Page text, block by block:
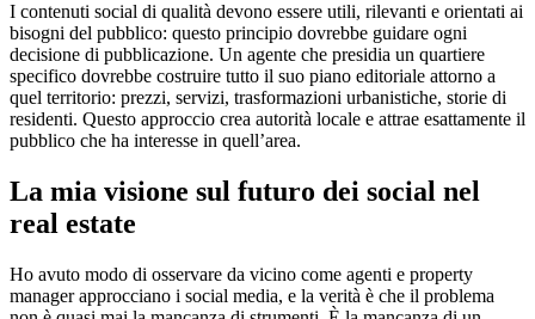
I contenuti social di qualità devono essere utili, rilevanti e orientati ai
bisogni del pubblico: questo principio dovrebbe guidare ogni
decisione di pubblicazione. Un agente che presidia un quartiere
specifico dovrebbe costruire tutto il suo piano editoriale attorno a
quel territorio: prezzi, servizi, trasformazioni urbanistiche, storie di
residenti. Questo approccio crea autorità locale e attrae esattamente il
pubblico che ha interesse in quell’area.
La mia visione sul futuro dei social nel
real estate
Ho avuto modo di osservare da vicino come agenti e property
manager approcciano i social media, e la verità è che il problema